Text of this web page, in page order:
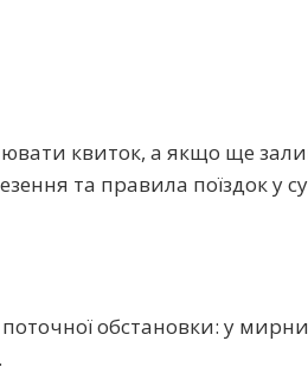
квиток, а якщо ще
та правила поїздок у
обстановки: у